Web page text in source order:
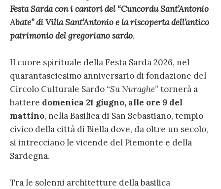
Festa Sarda con i cantori del “Cuncordu Sant’Antonio
Abate” di Villa Sant’Antonio e la riscoperta dell’antico
patrimonio del gregoriano sardo.
Il cuore spirituale della Festa Sarda 2026, nel
quarantaseiesimo anniversario di fondazione del
Circolo Culturale Sardo “Su Nuraghe” tornerà a
battere domenica 21 giugno, alle ore 9 del
mattino, nella Basilica di San Sebastiano, tempio
civico della città di Biella dove, da oltre un secolo,
si intrecciano le vicende del Piemonte e della
Sardegna.
Tra le solenni architetture della basilica